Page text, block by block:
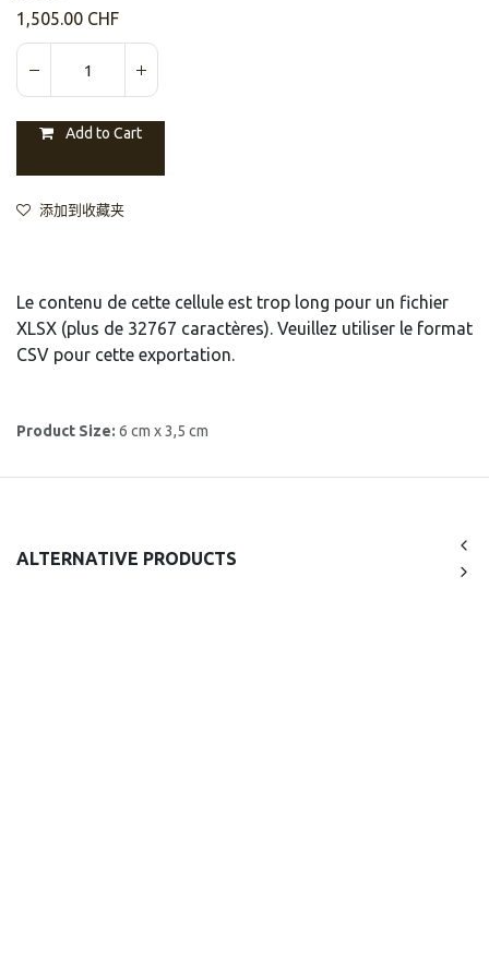
1,505.00 CHF
Add to Cart
添加到收藏夹
Le contenu de cette cellule est trop long pour un fichier
XLSX (plus de 32767 caractères). Veuillez utiliser le format
CSV pour cette exportation.
Product Size: 6 cm x 3,5 cm
ALTERNATIVE PRODUCTS